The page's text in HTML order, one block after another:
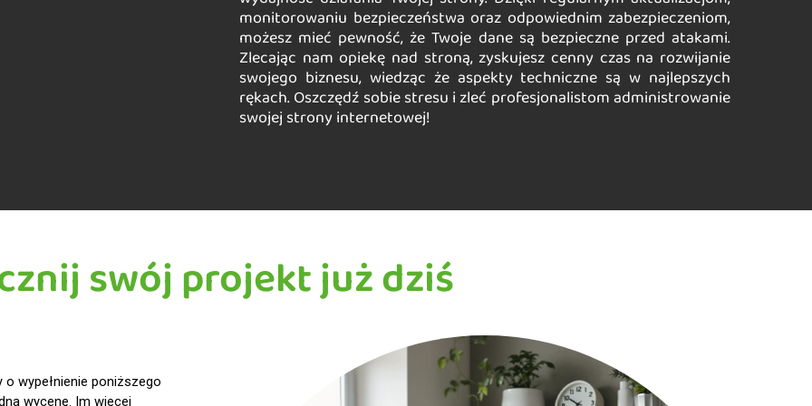
monitorowaniu bezpieczeństwa oraz odpowiednim zabezpieczeniom,
możesz mieć pewność, że Twoje dane są bezpieczne przed atakami.
Zlecając nam opiekę nad stroną, zyskujesz cenny czas na rozwijanie
swojego biznesu, wiedząc że aspekty techniczne są w najlepszych
rękach. Oszczędź sobie stresu i zleć profesjonalistom administrowanie
swojej strony internetowej!
swój projekt już dziś